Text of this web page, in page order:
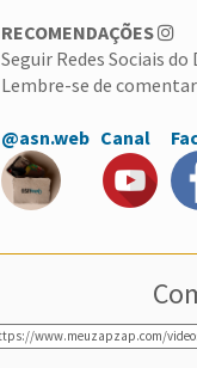
RECOMENDAÇÕES
Seguir Redes Sociais
Lembre-se de
@asn.web Canal